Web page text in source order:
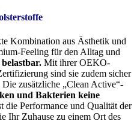
Kombination aus Ästhetik und
Feeling für den Alltag und
Mit ihrer OEKO-
sind sie zudem sicher
zusätzliche „Clean Active“-
und Bakterien keine
die Performance und Qualität der
Ihr Zuhause zu einem Ort des